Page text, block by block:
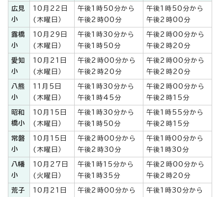
広見
小
10月22日
(木曜日）
午後1時50分から
午後2時00分
午後1時50分から
午後2時00分
露橋
小
10月29日
(木曜日）
午後1時30分から
午後1時50分
午後2時00分から
午後2時20分
愛知
小
10月21日
(水曜日）
午後2時00分から
午後2時20分
午後2時00分から
午後2時20分
八熊
小
11月5日
(木曜日）
午後1時30分から
午後1時45分
午後2時00分から
午後2時15分
昭和
橋小
10月15日
(木曜日）
午後1時30分から
午後1時50分
午後1時55分から
午後2時15分
常磐
小
10月15日
(木曜日）
午後2時00分から
午後2時30分
午後1時00分から
午後1時30分
八幡
小
10月27日
(火曜日）
午後1時15分から
午後1時35分
午後2時00分から
午後2時20分
荒子
10月21日
午後2時00分から
午後1時30分から